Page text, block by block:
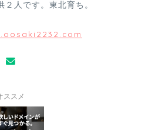
人です。東北育ち。
ススメ